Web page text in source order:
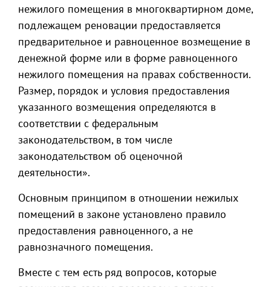
нежилого помещения в многоквартирном доме,
подлежащем реновации предоставляется
предварительное и равноценное возмещение в
денежной форме или в форме равноценного
нежилого помещения на правах собственности.
Размер, порядок и условия предоставления
указанного возмещения определяются в
соответствии с федеральным
законодательством, в том числе
законодательством об оценочной
деятельности».
Основным принципом в отношении нежилых
помещений в законе установлено правило
предоставления равноценного, а не
равнозначного помещения.
Вместе с тем есть ряд вопросов, которые